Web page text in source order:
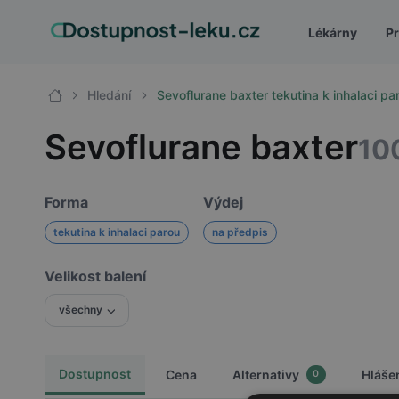
Lékárny
Hledání Sevoflurane baxter tekutina k inhalaci
Sevoflurane baxter
Forma
tekutina k inhalaci parou
Výdej
na předpis
Velikost balení
všechny
Dostupnost Cena Alternativy 0